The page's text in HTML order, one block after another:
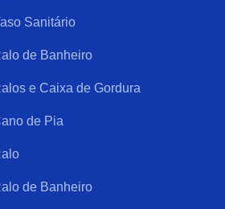
Sanitário
de Banheiro
e Caixa de Gordura
de Pia
de Banheiro